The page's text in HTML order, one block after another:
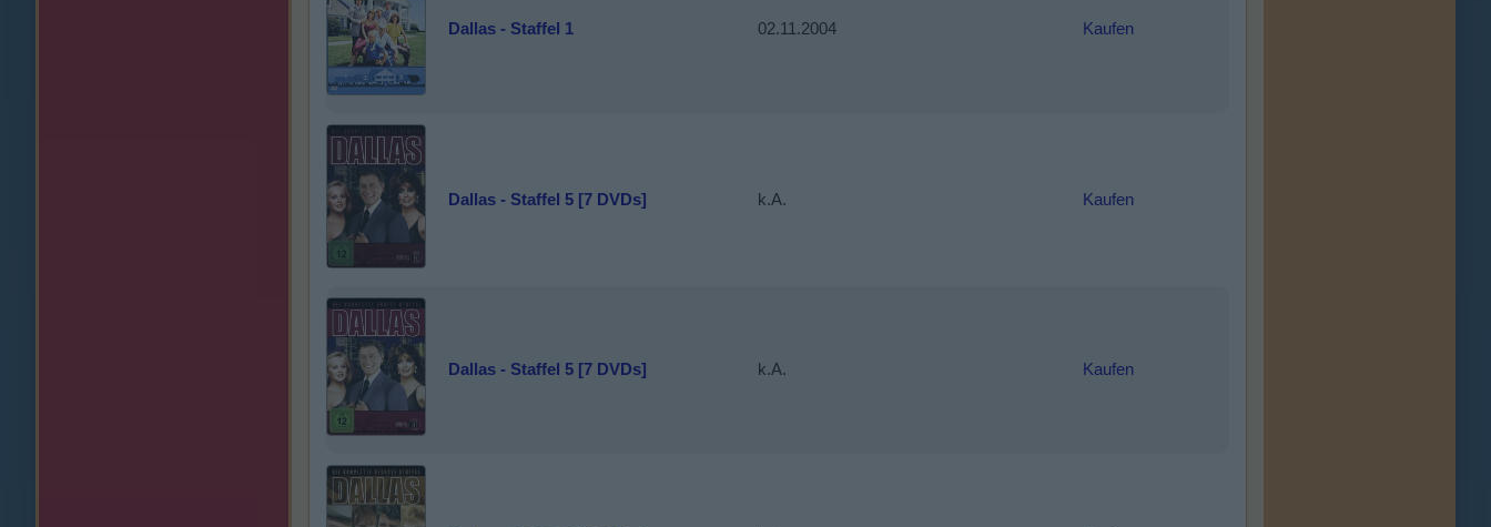
Dallas - Staffel 1 02.11.2004 Kaufen
Dallas - Staffel 5 [7 DVDs] k.A. Kaufen
Dallas - Staffel 5 [7 DVDs] k.A. Kaufen